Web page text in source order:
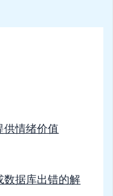
供情绪价值
数据库出错的解